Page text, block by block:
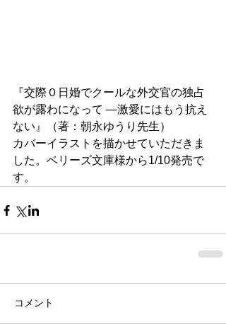
『交際０日婚でクールな外交官の独占
欲が露わになって ―激愛にはもう抗え
ない』（著：朝永ゆうり先生）
カバーイラストを描かせていただきま
した。ベリーズ文庫様から1/10発売で
す。
コメント